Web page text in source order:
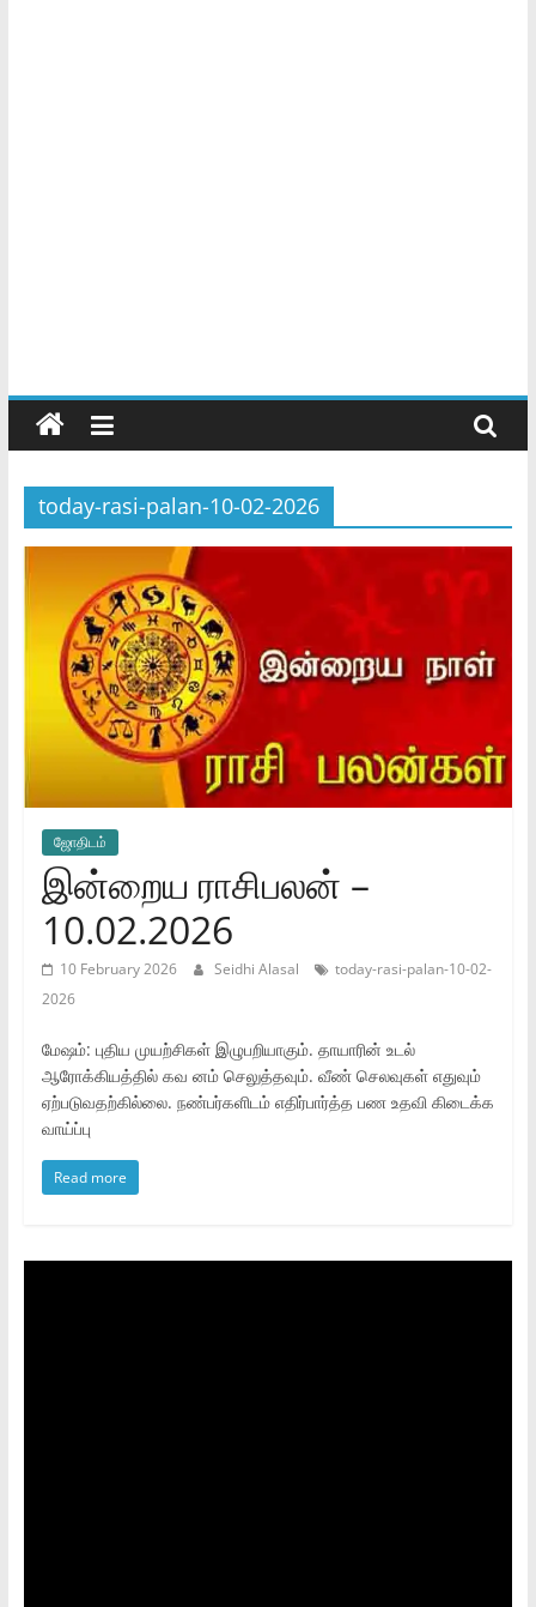
today-rasi-palan-10-02-2026
ஜோ‌திட‌ம்
இன்றைய ராசிபலன் –
10.02.2026
10 February 2026 Seidhi Alasal
today-rasi-palan-10-02-
2026
மேஷம்: புதிய முயற்சிகள் இழுபறியாகும். தாயாரின் உடல்
ஆரோக்கியத்தில் கவ னம் செலுத்தவும். வீண் செலவுகள் எதுவும்
ஏற்படுவதற்கில்லை. நண்பர்களிடம் எதிர்பார்த்த பண உதவி கிடைக்க
வாய்ப்பு
Read more